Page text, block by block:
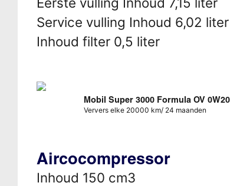
Service vulling Inhoud 6,02 liter
Inhoud filter 0,5 liter
Mobil Super 3000 Formula OV 0W20
Ververs elke 20000 km/ 24 maanden
Aircocompressor
Inhoud 150 cm3